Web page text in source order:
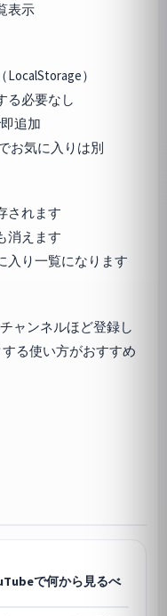
表示
）
る必要なし
追加
お気に入りは別
されます
消えます
入り一覧になります
ャンネルほど登録し
る使い方がおすすめ
で何から見るべ